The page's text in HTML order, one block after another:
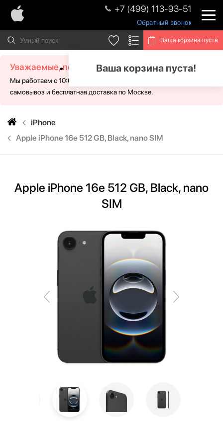
+7 (499) 113-93-51
Обратный звонок
Ваша корзина пуста
Ваша корзина пуста!
Уважаемые, посетители!
Мы работаем с 10:00 - 21:00 без выходных. Для Вас доступен
самовывоз и бесплатная доставка по Москве.
iPhone
Apple iPhone 16e 512 GB, Black, nano SIM
Apple iPhone 16e 512 GB, Black, nano
SIM